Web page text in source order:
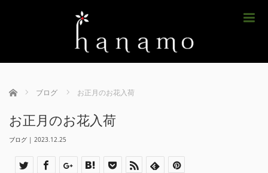
ホーム ブログ お正月のお花入荷
お正月のお花入荷
ブログ | 2023.12.25